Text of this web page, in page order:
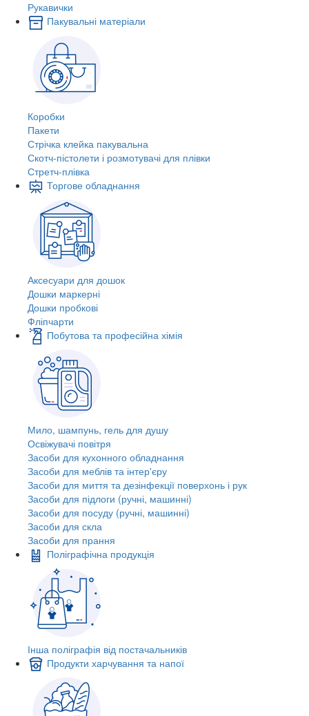
Рукавички
Пакувальні матеріали
Коробки
Пакети
Стрічка клейка пакувальна
Скотч-пістолети і розмотувачі для плівки
Стретч-плівка
Торгове обладнання
Аксесуари для дошок
Дошки маркерні
Дошки пробкові
Фліпчарти
Побутова та професійна хімія
Мило, шампунь, гель для душу
Освіжувачі повітря
Засоби для кухонного обладнання
Засоби для меблів та інтер'єру
Засоби для миття та дезінфекції поверхонь і рук
Засоби для підлоги (ручні, машинні)
Засоби для посуду (ручні, машинні)
Засоби для скла
Засоби для прання
Поліграфічна продукція
Інша поліграфія від постачальників
Продукти харчування та напої